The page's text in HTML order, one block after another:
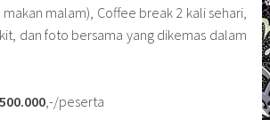
malam), Coffee break 2 kali sehari,
dan foto bersama yang dikemas dalam
,-/peserta